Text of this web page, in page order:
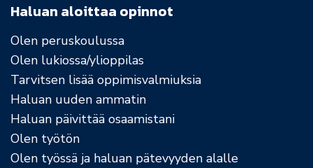
Haluan aloittaa opinnot
Olen peruskoulussa
Olen lukiossa/ylioppilas
Tarvitsen lisää oppimisvalmiuksia
Haluan uuden ammatin
Haluan päivittää osaamistani
Olen työtön
Olen työssä ja haluan pätevyyden alalle